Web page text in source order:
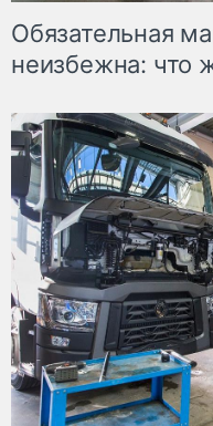
Обязательная
неизбежна: что